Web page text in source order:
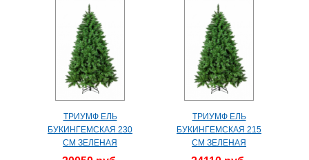
ТРИУМФ ЕЛЬ
БУКИНГЕМСКАЯ 230
СМ ЗЕЛЕНАЯ
ТРИУМФ ЕЛЬ
БУКИНГЕМСКАЯ 215
СМ ЗЕЛЕНАЯ